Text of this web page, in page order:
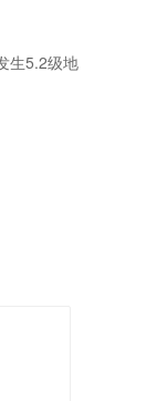
生5.2级地